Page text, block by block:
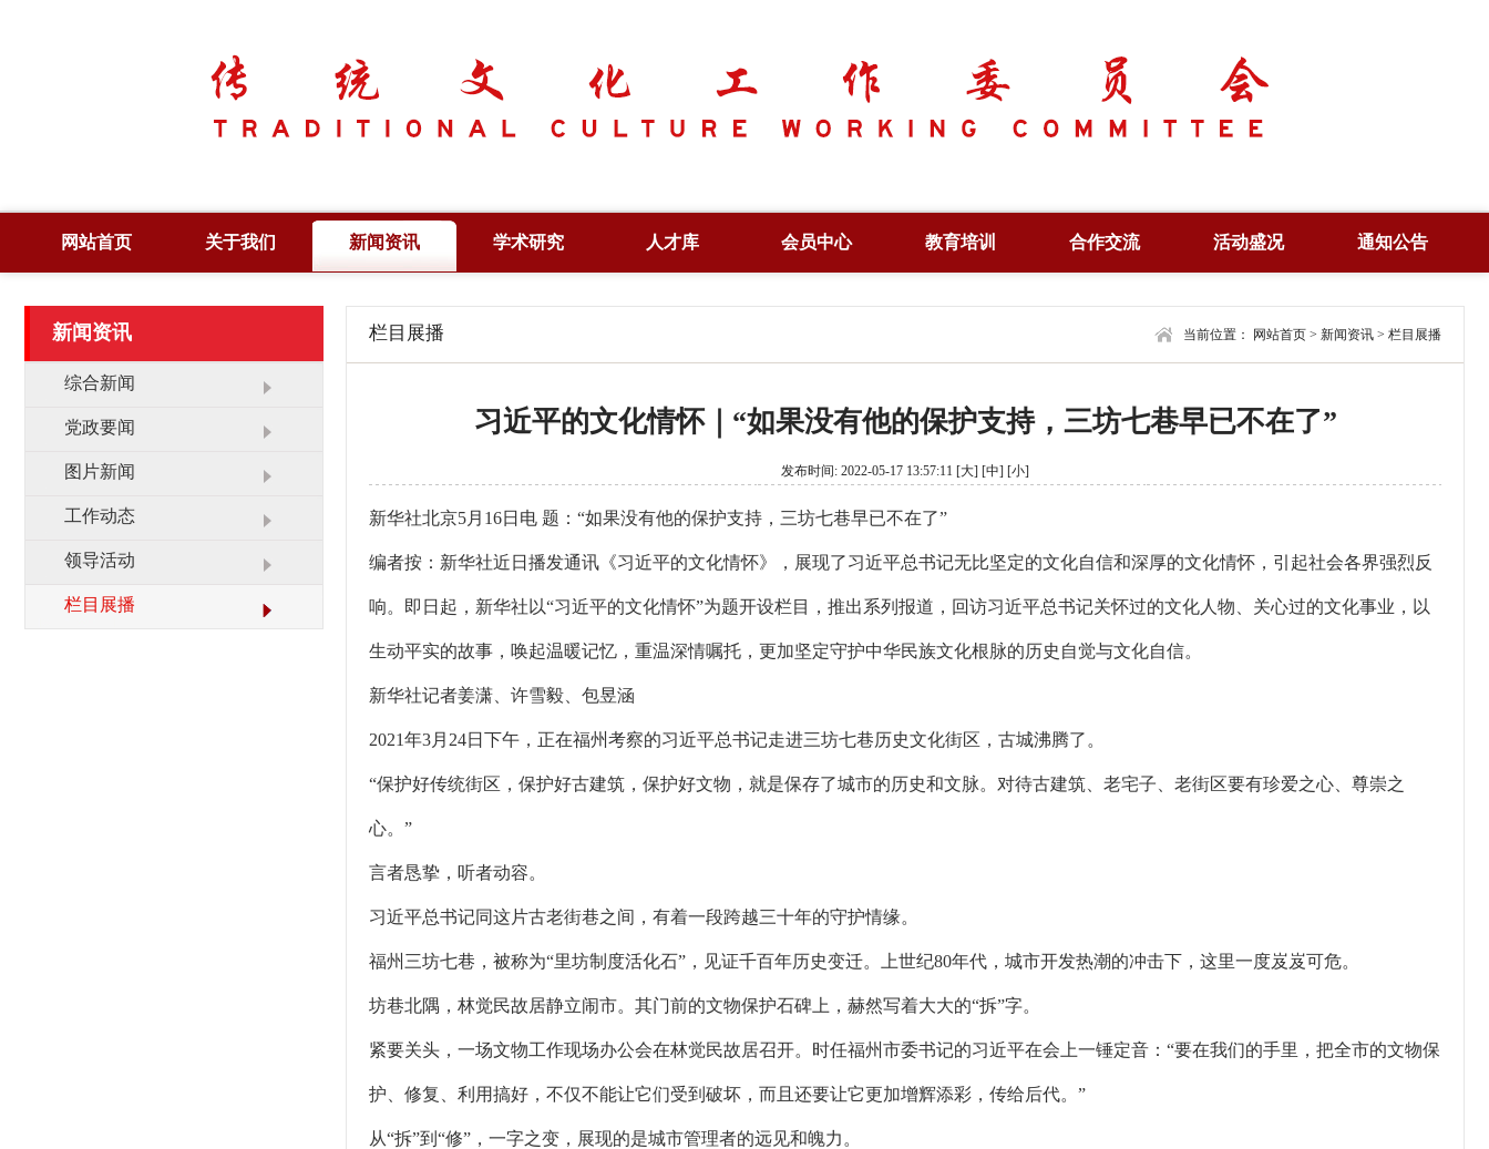
网站首页 关于我们
领 导
管 理
新闻资讯
党政要闻
栏目展播
学术研究
出版著作
作品展示
立项课题
人才库 会员中心
特约研究员
理事单位
会员单位
信息验证
教育培训
信息验证
合作交流
风采展示
活动盛况
学术年会
通知公告
合作信息
新闻资讯
综合新闻
党政要闻
图片新闻
工作动态
领导活动
栏目展播
栏目展播 当前位置： 网站首页 > 新闻资讯 > 栏目展播
习近平的文化情怀｜“如果没有他的保护支持，三坊七巷早已不在了”
发布时间: 2022-05-17 13:57:11 [大] [中] [小]
新华社北京5月16日电 题：“如果没有他的保护支持，三坊七巷早已不在了”
编者按：新华社近日播发通讯《习近平的文化情怀》，展现了习近平总书记无比坚定的文化自信和深厚的文化情怀，引起社会各界强烈反
响。即日起，新华社以“习近平的文化情怀”为题开设栏目，推出系列报道，回访习近平总书记关怀过的文化人物、关心过的文化事业，以
生动平实的故事，唤起温暖记忆，重温深情嘱托，更加坚定守护中华民族文化根脉的历史自觉与文化自信。
新华社记者姜潇、许雪毅、包昱涵
2021年3月24日下午，正在福州考察的习近平总书记走进三坊七巷历史文化街区，古城沸腾了。
“保护好传统街区，保护好古建筑，保护好文物，就是保存了城市的历史和文脉。对待古建筑、老宅子、老街区要有珍爱之心、尊崇之
心。”
言者恳挚，听者动容。
习近平总书记同这片古老街巷之间，有着一段跨越三十年的守护情缘。
福州三坊七巷，被称为“里坊制度活化石”，见证千百年历史变迁。上世纪80年代，城市开发热潮的冲击下，这里一度岌岌可危。
坊巷北隅，林觉民故居静立闹市。其门前的文物保护石碑上，赫然写着大大的“拆”字。
紧要关头，一场文物工作现场办公会在林觉民故居召开。时任福州市委书记的习近平在会上一锤定音：“要在我们的手里，把全市的文物保
护、修复、利用搞好，不仅不能让它们受到破坏，而且还要让它更加增辉添彩，传给后代。”
从“拆”到“修”，一字之变，展现的是城市管理者的远见和魄力。